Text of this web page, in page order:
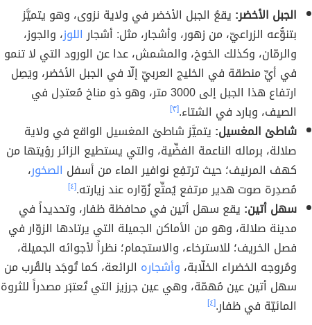
الجبل الأخضر: يقعُ الجبل الأخضر في ولاية نزوى، وهو يتميَّز
بتنوُّعه الزراعيّ، من زهور، وأشجار، مثل: أشجاراللوز، والجوز،
والرمّان، وكذلك الخوخ، والمشمش، عدا عن الورود التي لا تنمو
في أيِّ منطقة في الخليج العربيّ إلّا في الجبل الأخضر، ويَصِل
ارتفاع هذا الجبل إلى 3000 متر، وهو ذو مناخ مُعتدِل في
الصيف، وبارد في الشتاء.[٣]
شاطئ المغسيل: يتميَّز شاطئ المغسيل الواقع في ولاية
صلالة، برماله الناعمة الفضِّية، والتي يستطيع الزائر رؤيتها من
كهف المرنيف؛ حيث ترتفِع نوافير الماء من أسفل الصخور،
مُصدِرة صوت هدير مرتفع يُمتِّع زُوّاره عند زيارته.[٤]
سهل أتين: يقع سهل أتين في محافظة ظفار، وتحديداً في
مدينة صلالة، وهو من الأماكن الجميلة التي يرتادها الزوّار في
فصل الخريف؛ للاسترخاء، والاستجمام؛ نظراً لأجوائه الجميلة،
ومُروجه الخضراء الخلّابة، وأشجاره الرائعة، كما تُوجَد بالقُرب من
سهل أتين عين مُهمّة، وهي عين جرزيز التي تُعتبَر مصدراً للثروة
المائيّة في ظفار.[٤]